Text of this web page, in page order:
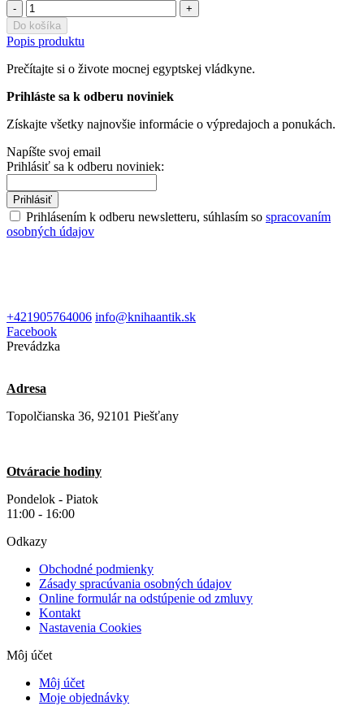
-
+
Do košíka
Popis produktu
Prečítajte si o živote mocnej egyptskej vládkyne.
Prihláste sa k odberu noviniek
Získajte všetky najnovšie informácie o výpredajoch a ponukách.
Napíšte svoj email
Prihlásiť sa k odberu noviniek:
Prihlásiť
Prihlásením k odberu newsletteru, súhlasím so spracovaním
osobných údajov
+421905764006 info@knihaantik.sk
Facebook
Prevádzka
Adresa
Topolčianska 36, 92101 Piešťany
Otváracie hodiny
Pondelok - Piatok
11:00 - 16:00
Odkazy
Obchodné podmienky
Zásady spracúvania osobných údajov
Online formulár na odstúpenie od zmluvy
Kontakt
Nastavenia Cookies
Môj účet
Môj účet
Moje objednávky